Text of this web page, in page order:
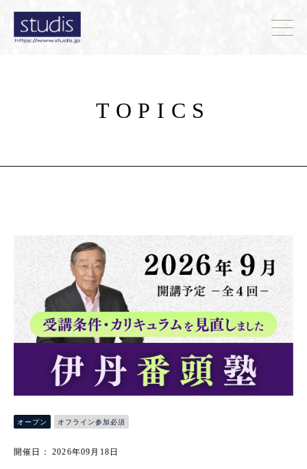
TOPICS
オープン オフライン参加必須
開催日： 2026年09月18日